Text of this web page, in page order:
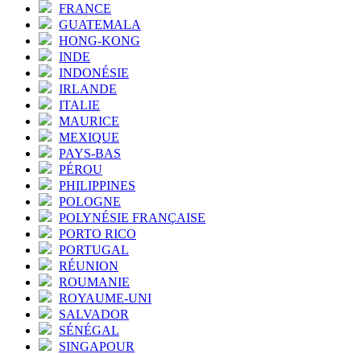
FRANCE
GUATEMALA
HONG-KONG
INDE
INDONÉSIE
IRLANDE
ITALIE
MAURICE
MEXIQUE
PAYS-BAS
PÉROU
PHILIPPINES
POLOGNE
POLYNÉSIE FRANÇAISE
PORTO RICO
PORTUGAL
RÉUNION
ROUMANIE
ROYAUME-UNI
SALVADOR
SÉNÉGAL
SINGAPOUR